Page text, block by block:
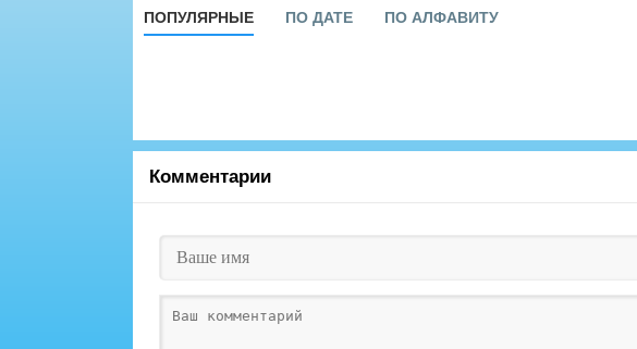
ПОПУЛЯРНЫЕ ПО ДАТЕ ПО АЛФАВИТУ
Комментарии